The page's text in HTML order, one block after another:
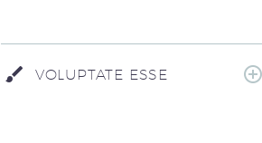
VOLUPTATE ESSE